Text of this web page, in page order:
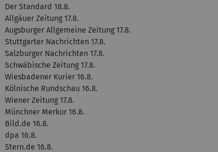
Der Standard 18.8.
Allgäuer Zeitung 17.8.
Augsburger Allgemeine Zeitung 17.8.
Stuttgarter Nachrichten 17.8.
Salzburger Nachrichten 17.8.
Schwäbische Zeitung 17.8.
Wiesbadener Kurier 16.8.
Kölnische Rundschau 16.8.
Wiener Zeitung 17.8.
Münchner Merkur 16.8.
Bild.de 16.8.
dpa 16.8.
Stern.de 16.8.